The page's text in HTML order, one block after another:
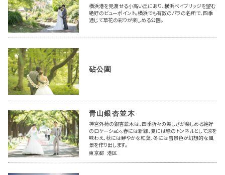
横浜港を見渡せる小高い丘にあり、横浜ベイブリッジを望む
絶好のビューポイント。横浜でも有数のパラの名所で、四季
通じて草花の彩りが楽しめる公園。
砧公園
青山銀杏並木
神宮外苑の銀杏並木は、四季折々の美しさが楽しめる絶好
のロケーション。春には新緑、夏には緑のトンネルとして涼を
味わえ、秋には鮮やかな紅葉、冬には雪景色が幻想的な風
景を作り出します。
東京都 港区